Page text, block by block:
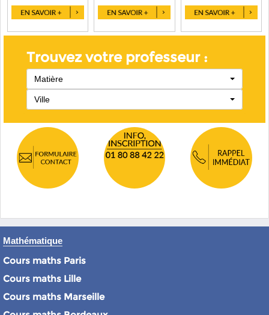
Trouvez votre professeur :
Matière
Ville
Mathématique
Cours maths Paris
Cours maths Lille
Cours maths Marseille